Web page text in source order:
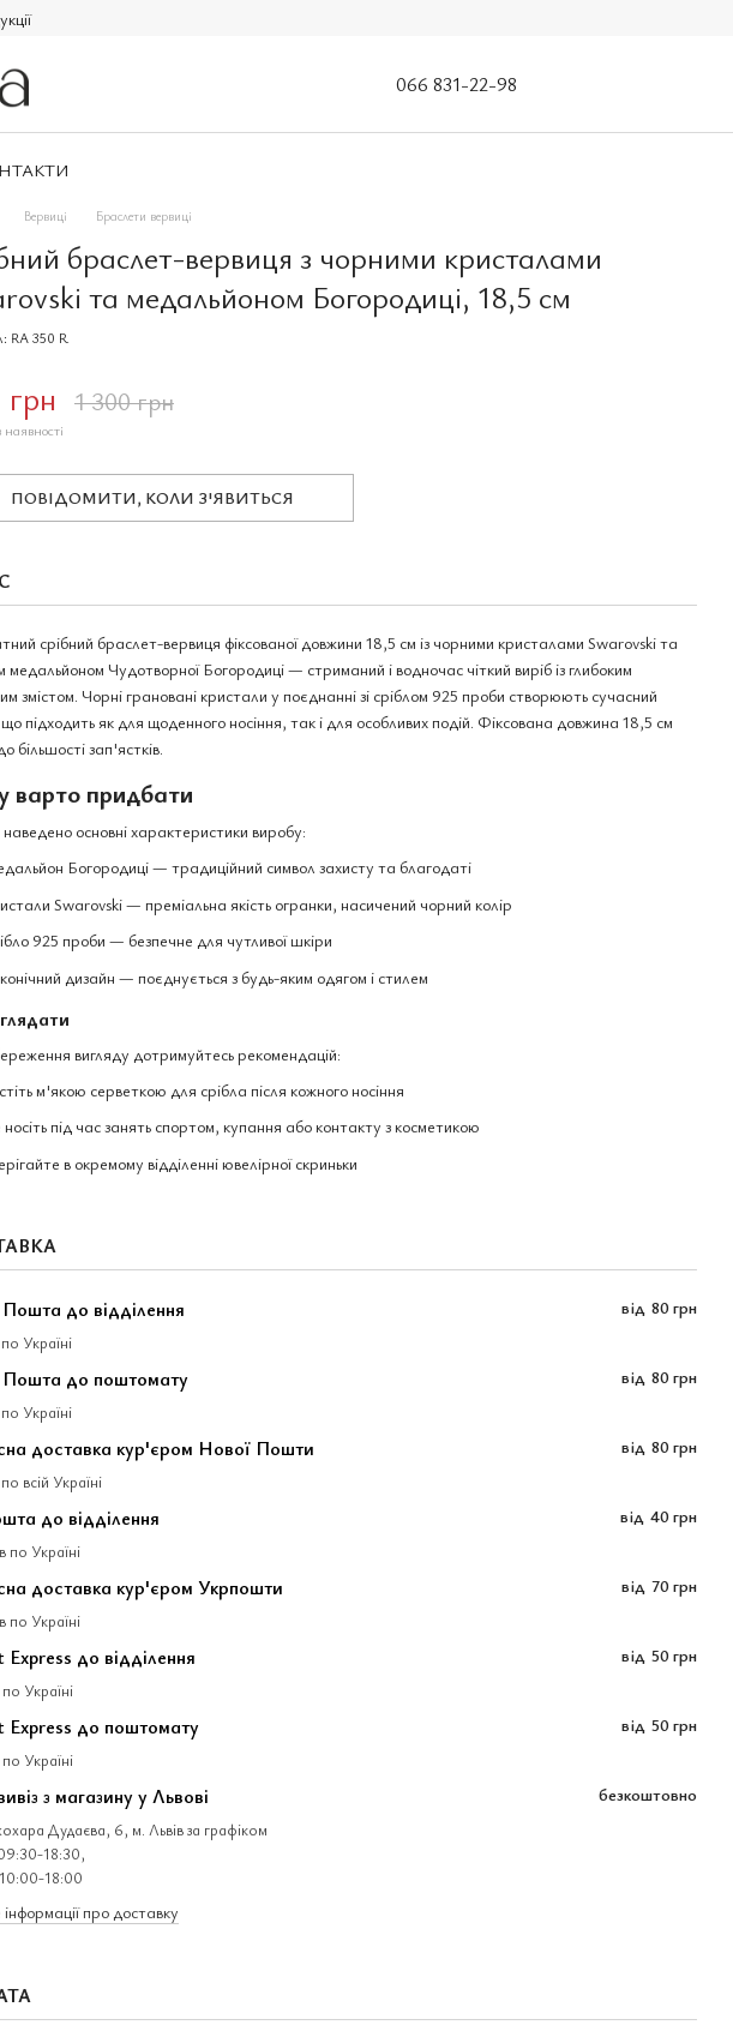
066 831-22-98
Вервиці Браслети вервиці
браслет-вервиця з чорними кристалами
та медальйоном Богородиці, 18,5 см
RA 350 R
1 300 грн
ПОВІДОМИТИ, КОЛИ З'ЯВИТЬСЯ
срібний браслет-вервиця фіксованої довжини 18,5 см із чорними кристалами Swarovski та
медальйоном Чудотворної Богородиці — стриманий і водночас чіткий виріб із глибоким
змістом. Чорні грановані кристали у поєднанні зі сріблом 925 проби створюють сучасний
підходить як для щоденного носіння, так і для особливих подій. Фіксована довжина 18,5 см
більшості зап'ястків.
варто придбати
основні характеристики виробу:
Богородиці — традиційний символ захисту та благодаті
Swarovski — преміальна якість огранки, насичений чорний колір
925 проби — безпечне для чутливої шкіри
дизайн — поєднується з будь-яким одягом і стилем
вигляду дотримуйтесь рекомендацій:
м'якою серветкою для срібла після кожного носіння
під час занять спортом, купання або контакту з косметикою
в окремому відділенні ювелірної скриньки
до відділення
Україні
від 80 грн
до поштомату
Україні
від 80 грн
доставка кур'єром Нової Пошти
всій Україні
від 80 грн
до відділення
по Україні
від 40 грн
доставка кур'єром Укрпошти
по Україні
від 70 грн
Express до відділення
Україні
від 50 грн
Express до поштомату
Україні
від 50 грн
з магазину у Львові
Дудаєва, 6, м. Львів за графіком
18:30,
18:00
безкоштовно
про доставку